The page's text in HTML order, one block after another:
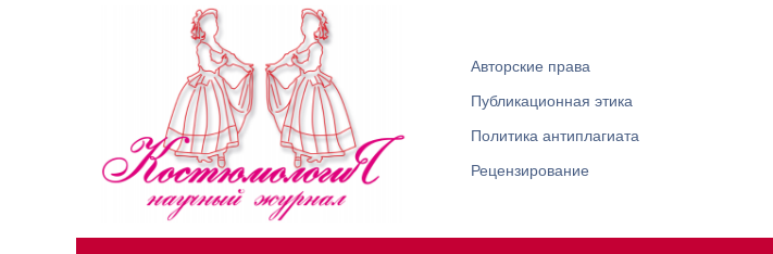
Авторские права
Публикационная этика
Политика антиплагиата
Рецензирование